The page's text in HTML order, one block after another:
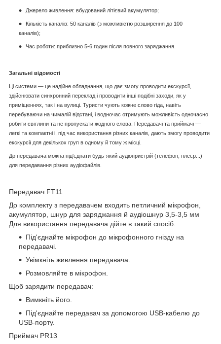
Джерело живлення: вбудований літієвий акумулятор;
Кількість каналів: 50 каналів (з можливістю розширення до 100
каналів);
Час роботи: приблизно 5-6 годин після повного заряджання.
Загальні відомості
Ці системи — це надійне обладнання, що дає змогу проводити екскурсії,
здійснювати синхронний переклад і проводити інші подібні заходи, як у
приміщеннях, так і на вулиці. Туристи чують кожне слово гіда, навіть
перебуваючи на чималій відстані, і водночас отримують можливість одночасно
робити світлини та не пропускати жодного слова. Передавачі та приймачі —
легкі та компактні і, під час використання різних каналів, дають змогу проводити
екскурсії для декількох груп в одному й тому ж місці.
До передавача можна під'єднати будь-який аудіопристрій (телефон, плеєр...)
для передавання різних аудіофайлів.
Передавач FT11
До комплекту з передавачем входить петличний мікрофон,
акумулятор, шнур для заряджання й аудіошнур 3,5-3,5 мм
Для використання передавача дійте в такий спосіб:
Під'єднайте мікрофон до мікрофонного гнізду на
передавачі.
Увімкніть живлення передавача.
Розмовляйте в мікрофон.
Щоб зарядити передавач:
Вимкніть його.
Під'єднайте передавач за допомогою USB-кабелю до
USB-порту.
Приймач PR13